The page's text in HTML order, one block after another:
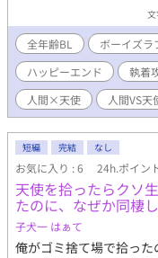
全年齢BL ボーイズラ
ハッピーエンド
執着
人間×天使
人間VS天
短編 完結 なし
お気に入り : 6 24h.ポイン
天使を拾ったらクソ
たのに、なぜか同棲
子犬一 はぁて
俺がゴミ捨て場で拾っ